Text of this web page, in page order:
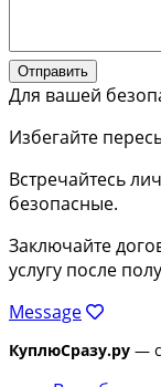
Отправить
Для вашей
Избегайте
Встречайтесь
безопасные.
Заключайте
услугу после
Message
КуплюСразу.ру —